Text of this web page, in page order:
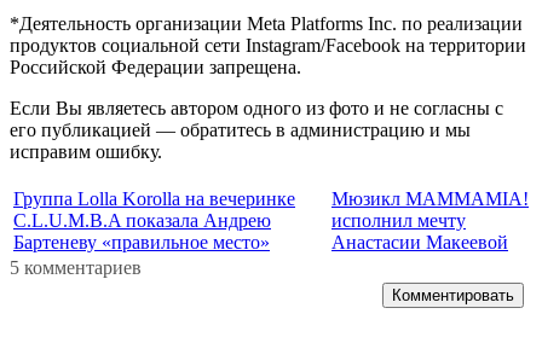
*Деятельность организации Meta Platforms Inc. по реализации
продуктов социальной сети Instagram/Facebook на территории
Российской Федерации запрещена.
Если Вы являетесь автором одного из фото и не согласны с
его публикацией — обратитесь в администрацию и мы
исправим ошибку.
Группа Lolla Korolla на вечеринке
C.L.U.M.B.A показала Андрею
Бартеневу «правильное место»
Мюзикл MAMMAMIA!
исполнил мечту
Анастасии Макеевой
5 комментариев
Комментировать